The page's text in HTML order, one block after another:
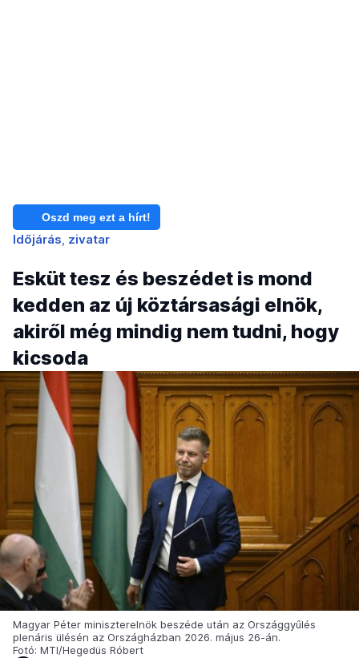
Oszd meg ezt a hírt!
Időjárás zivatar
Esküt tesz és beszédet is mond
kedden az új köztársasági elnök,
akiről még mindig nem tudni, hogy
kicsoda
Magyar Péter miniszterelnök beszéde után az Országgyűlés
plenáris ülésén az Országházban 2026. május 26-án.
Fotó: MTI/Hegedüs Róbert